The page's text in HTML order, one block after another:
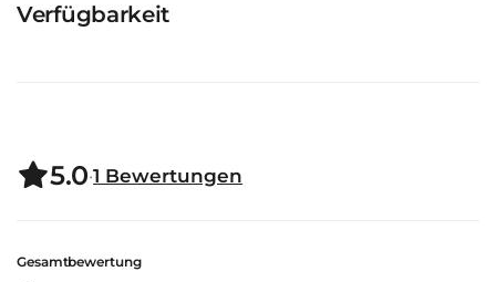
Verfügbarkeit
5.0·1 Bewertungen
Gesamtbewertung